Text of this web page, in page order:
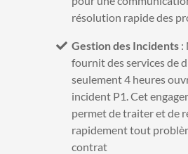
résolution rapide des
Gestion des Incidents:
fournit des services de
seulement 4 heures
incident P1. Cet
permet de traiter et de
rapidement tout
contrat